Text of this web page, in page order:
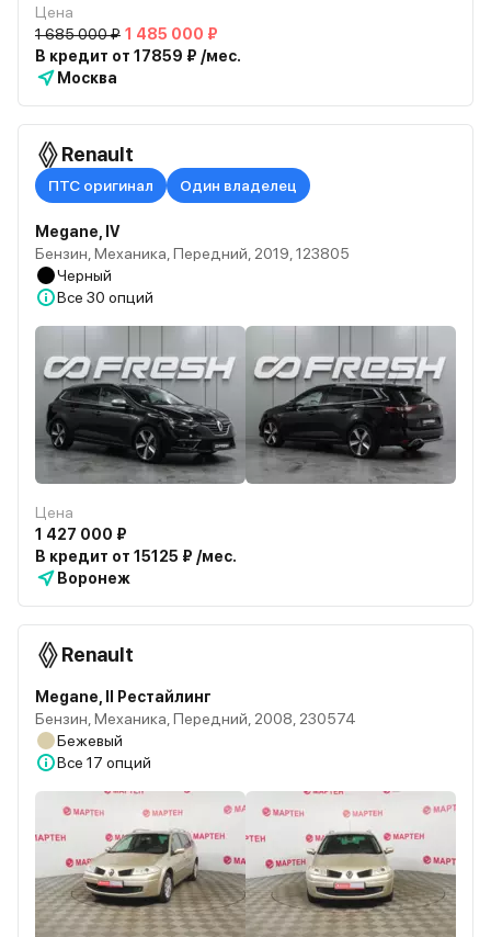
Цена
1 685 000 ₽ 1 485 000 ₽
В кредит от 17859 ₽ /мес.
Москва
Renault
ПТС оригинал Один владелец
Megane, IV
Бензин, Механика, Передний, 2019, 123805
Черный
Все 30 опций
Цена
1 427 000 ₽
В кредит от 15125 ₽ /мес.
Воронеж
Renault
Megane, II Рестайлинг
Бензин, Механика, Передний, 2008, 230574
Бежевый
Все 17 опций